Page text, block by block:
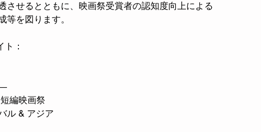
させるとともに、映画祭受賞者の認知度向上による
等を図ります。
：
編映画祭
ル & アジア